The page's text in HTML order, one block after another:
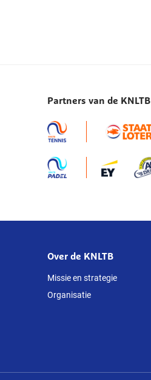
Partners van de KNLTB
Over
deze
website
Over de KNLTB
Missie en strategie
Organisatie